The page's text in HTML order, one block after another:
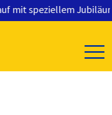
speziellem